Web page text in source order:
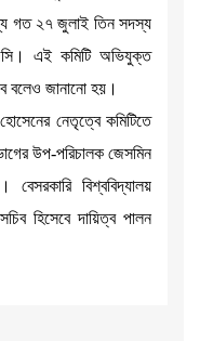
গত ২৭ জুলাই তিন সদস্য
এই কমিটি অভিযুক্ত
বলেও জানানো হয়।
নেতৃত্বে কমিটিতে
উপ-পরিচালক জেসমিন
বিশ্ববিদ্যালয়
হিসেবে দায়িত্ব পালন